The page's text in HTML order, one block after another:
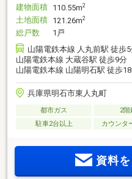
建物面積 110.55m2
土地面積 121.26m2
総戸数
1戸
山陽電鉄本線 人丸前駅 徒歩5
山陽電鉄本線 大蔵谷駅 徒歩9分
山陽電鉄本線 山陽明石駅 徒歩
兵庫県明石市東人丸町
都市ガス 2階
駐車2台以上
カウンタ
資料